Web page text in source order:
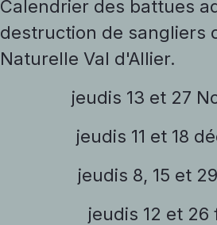
Calendrier des battues
destruction de sangliers
Naturelle Val d'Allier.
jeudis 13 et 27
jeudis 11 et 18
jeudis 8, 15 et
jeudis 12 et 26